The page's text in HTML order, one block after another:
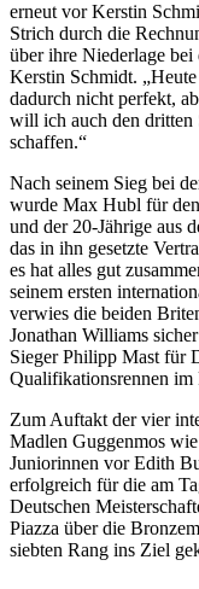
erneut vor Kerstin
Strich durch die
über ihre Niederlage bei
Kerstin Schmidt.
dadurch nicht perfekt,
will ich auch den dritten
schaffen.“
Nach seinem Sieg bei
wurde Max Hubl für
und der 20-Jährige aus
das in ihn gesetzte
es hat alles gut
seinem ersten
verwies die beiden
Jonathan Williams
Sieger Philipp Mast für
Qualifikationsrennen im
Zum Auftakt der vier
Madlen Guggenmos
Juniorinnen vor Edith
erfolgreich für die am
Deutschen
Piazza über die
siebten Rang ins Ziel